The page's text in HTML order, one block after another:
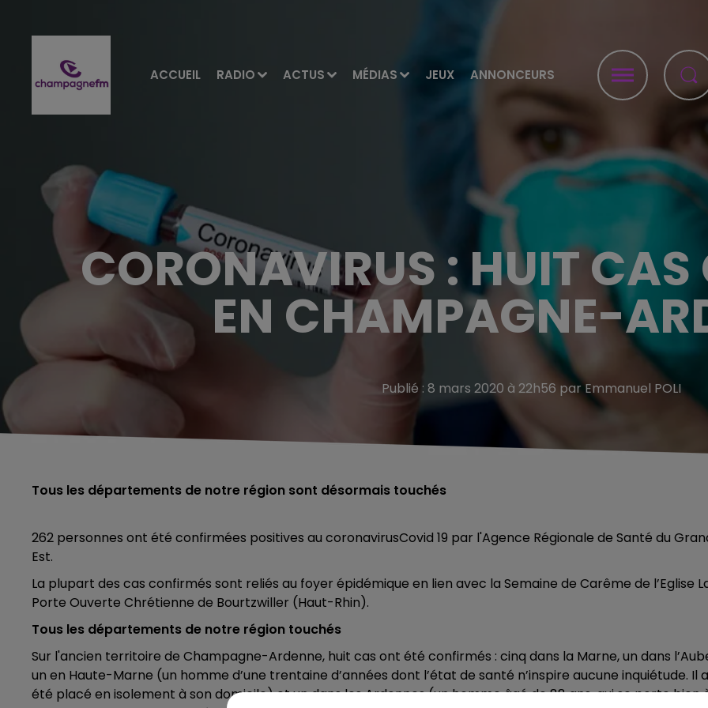
ACCUEIL RADIO ACTUS MÉDIAS JEUX ANNONCEURS
CORONAVIRUS : HUIT CAS
EN CHAMPAGNE-
Publié : 8 mars 2020 à 22h56 par Emmanuel POLI
Tous les départements de notre région sont désormais touchés
262 personnes ont été confirmées positives au coronavirusCovid 19 par l'Agence Régionale de Santé du
Est.
La plupart des cas confirmés sont reliés au foyer épidémique en lien avec la Semaine de Carême de l’Eglise
Porte Ouverte Chrétienne de Bourtzwiller (Haut-Rhin).
Tous les départements de notre région touchés
Sur l'ancien territoire de Champagne-Ardenne, huit cas ont été confirmés : cinq dans la Marne, un dans
un en Haute-Marne (un homme d’une trentaine d’années dont l’état de santé n’inspire aucune inquiétude. Il a
été placé en isolement à son domicile) et un dans les Ardennes (un homme âgé de 88 ans, qui se porte bien